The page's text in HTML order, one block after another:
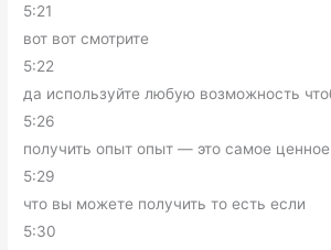
5:21
вот вот смотрите
5:22
да используйте любую возможность
5:26
получить опыт опыт — это самое ценное
5:29
что вы можете получить то есть если
5:30